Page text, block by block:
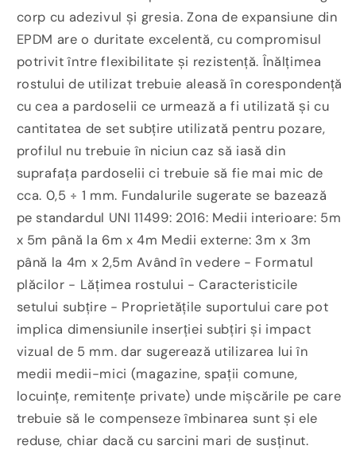
corp cu adezivul și gresia. Zona de expansiune din
EPDM are o duritate excelentă, cu compromisul
potrivit între flexibilitate și rezistență. Înălțimea
rostului de utilizat trebuie aleasă în corespondență
cu cea a pardoselii ce urmează a fi utilizată și cu
cantitatea de set subțire utilizată pentru pozare,
profilul nu trebuie în niciun caz să iasă din
suprafața pardoselii ci trebuie să fie mai mic de
cca. 0,5 ÷ 1 mm. Fundalurile sugerate se bazează
pe standardul UNI 11499: 2016: Medii interioare: 5m
x 5m până la 6m x 4m Medii externe: 3m x 3m
până la 4m x 2,5m Având în vedere - Formatul
plăcilor - Lățimea rostului - Caracteristicile
setului subțire - Proprietățile suportului care pot
implica dimensiunile inserției subțiri și impact
vizual de 5 mm. dar sugerează utilizarea lui în
medii medii-mici (magazine, spații comune,
locuințe, remitențe private) unde mișcările pe care
trebuie să le compenseze îmbinarea sunt și ele
reduse, chiar dacă cu sarcini mari de susținut.